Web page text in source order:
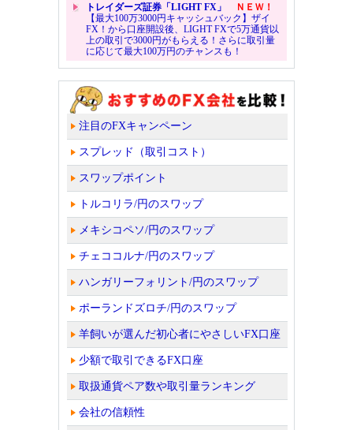
トレイダーズ証券「LIGHT FX」
ＮＥＷ！
【最大100万3000円キャッシュバック】ザイ
FX！から口座開設後、LIGHT FXで5万通貨以
上の取引で3000円がもらえる！さらに取引量
に応じて最大100万円のチャンスも！
注目のFXキャンペーン
スプレッド（取引コスト）
スワップポイント
トルコリラ/円のスワップ
メキシコペソ/円のスワップ
チェココルナ/円のスワップ
ハンガリーフォリント/円のスワップ
ポーランドズロチ/円のスワップ
羊飼いが選んだ初心者にやさしいFX口座
少額で取引できるFX口座
取扱通貨ペア数や取引量ランキング
会社の信頼性